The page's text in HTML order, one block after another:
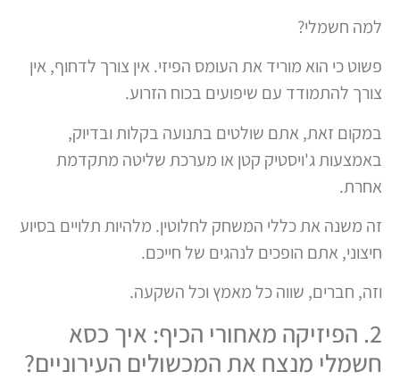
למה חשמלי?
פשוט כי הוא מוריד את העומס הפיזי. אין צורך לדחוף, אין
צורך להתמודד עם שיפועים בכוח הזרוע.
במקום זאת, אתם שולטים בתנועה בקלות ובדיוק,
באמצעות ג'ויסטיק קטן או מערכת שליטה מתקדמת
אחרת.
זה משנה את כללי המשחק לחלוטין. מלהיות תלויים בסיוע
חיצוני, אתם הופכים לנהגים של חייכם.
וזה, חברים, שווה כל מאמץ וכל השקעה.
2. הפיזיקה מאחורי הכיף: איך כסא
חשמלי מנצח את המכשולים העירוניים?